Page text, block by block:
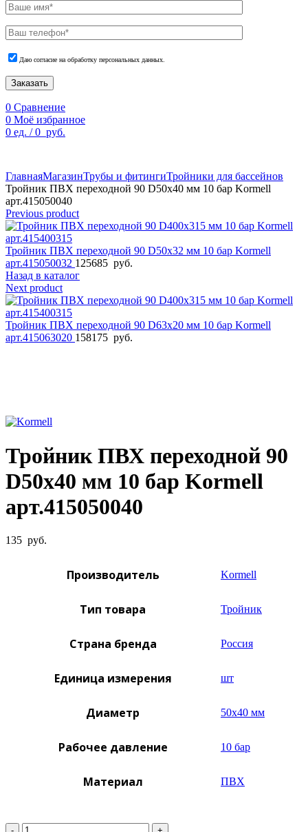
Даю согласие на обработку персональных данных.
Заказать
0 Сравнение
0 Моё избранное
0 ед. / 0 руб.
ГлавнаяМагазинТрубы и фитингиТройники для бассейнов
Тройник ПВХ переходной 90 D50х40 мм 10 бар Kormell
арт.415050040
Previous product
Тройник ПВХ переходной 90 D50х32 мм 10 бар Kormell
арт.415050032 125685 руб.
Назад в каталог
Next product
Тройник ПВХ переходной 90 D63х20 мм 10 бар Kormell
арт.415063020 158175 руб.
Тройник ПВХ переходной 90
D50х40 мм 10 бар Kormell
арт.415050040
135 руб.
Производитель Kormell
Тип товара Тройник
Страна бренда Россия
Единица измерения шт
Диаметр 50х40 мм
Рабочее давление 10 бар
Материал ПВХ
Количество